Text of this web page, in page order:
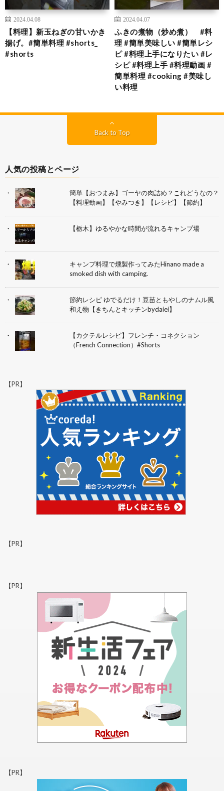
2024.04.08
【料理】新玉ねぎの甘いかき
揚げ。#簡単料理 #shorts_
#shorts
2024.04.07
ふきの煮物（炒め煮） #料
理 #簡単美味しい #簡単レシ
ピ #料理上手になりたい #レ
シピ #料理上手 #料理動画 #
簡単料理 #cooking #美味し
い料理
Back to Top
人気の投稿とページ
簡単【おつまみ】ゴーヤの肉詰め？これどうなの？
【料理動画】【やみつき】【レシピ】【節約】
【栃木】ゆるやかな時間が流れるキャンプ場
キャンプ料理で燻製作ってみたHinano made a
smoked dish with camping.
節約レシピ ゆでるだけ！豆苗ともやしのナムル風
和え物【きちんとキッチンbydaiei】
【カクテルレシピ】フレンチ・コネクション
（French Connection）#Shorts
【PR】
【PR】
【PR】
【PR】